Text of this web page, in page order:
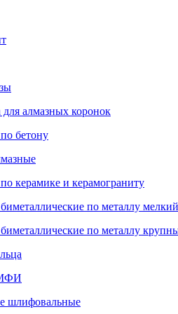
для алмазных коронок
бетону
керамике и керамограниту
по металлу
по металлу
МФИ
шлифовальные